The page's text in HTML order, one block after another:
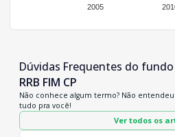
2005
Dúvidas Frequentes do fundo
RRB FIM CP
Não conhece algum termo? Não entendeu
tudo pra você!
Ver todos os